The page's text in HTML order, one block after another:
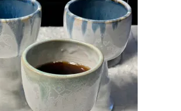
KERAAMILINE POKAAL
€25.00